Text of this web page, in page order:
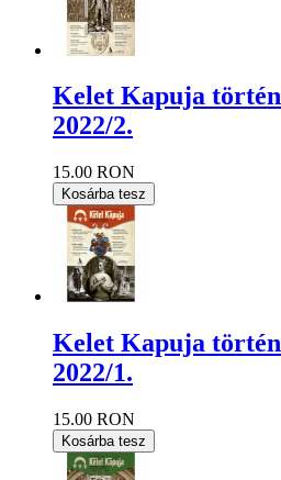
Kelet Kapuja
2022/2.
15.00 RON
Kosárba tesz
Kelet Kapuja
2022/1.
15.00 RON
Kosárba tesz